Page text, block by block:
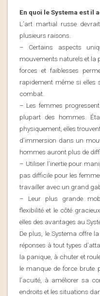
En quoi le Systema est il
L’art martial russe
plusieurs raisons.
– Certains aspects
mouvements naturels et la
forces et faiblesses
rapidement même si elles
combat.
– Les femmes
plupart des hommes.
physiquement, elles
d’immersion dans un
hommes auront plus de
– Utiliser l’inertie pour
pas difficile pour les
travailler avec un grand
– Leur plus grande
flexibilité et le côté
elles des avantages au
De plus, le Systema offre
réponses à tout types
la panique, à chuter et
le manque de force brute
l’acuité, à améliorer sa
endroits et les situations